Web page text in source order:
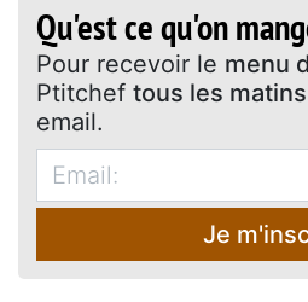
Qu'est ce qu'on
Pour recevoir le menu
Ptitchef tous les matins
email.
Je